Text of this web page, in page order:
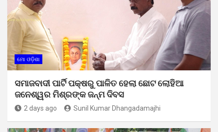
ମୋ ଓଡ଼ିଶା
ସମାଜବାଦୀ ପାର୍ଟି ପକ୍ଷରୁ ପାଳିତ ହେଲା ଛୋଟ ଲୋହିଆ
ଜନେଶ୍ୱର ମିଶ୍ରଙ୍କ ଜନ୍ମ ଦିବସ
2 days ago Sunil Kumar Dhangadamajhi